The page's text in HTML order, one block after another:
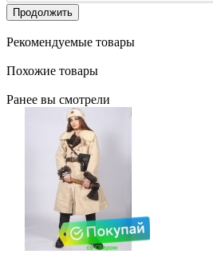
Продолжить
Рекомендуемые товары
Похожие товары
Ранее вы смотрели